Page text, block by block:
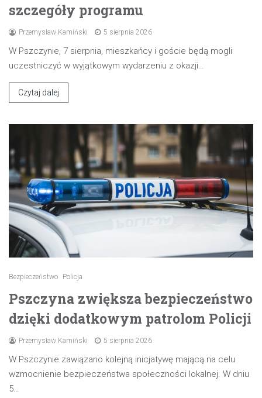
szczegóły programu
Przemysław Kamiński 5 sierpnia 2026
W Pszczynie, 7 sierpnia, mieszkańcy i goście będą mogli
uczestniczyć w wyjątkowym wydarzeniu z okazji…
Czytaj dalej
Bezpieczeństwo Policja
Pszczyna zwiększa bezpieczeństwo
dzięki dodatkowym patrolom Policji
Przemysław Kamiński 5 sierpnia 2026
W Pszczynie zawiązano kolejną inicjatywę mającą na celu
wzmocnienie bezpieczeństwa społeczności lokalnej. W dniu
5…